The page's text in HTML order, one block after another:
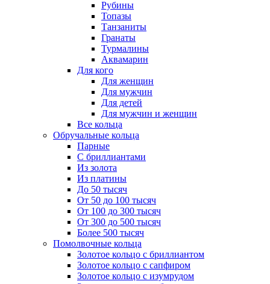
Рубины
Топазы
Танзаниты
Гранаты
Турмалины
Аквамарин
Для кого
Для женщин
Для мужчин
Для детей
Для мужчин и женщин
Все кольца
Обручальные кольца
Парные
С бриллиантами
Из золота
Из платины
До 50 тысяч
От 50 до 100 тысяч
От 100 до 300 тысяч
От 300 до 500 тысяч
Более 500 тысяч
Помолвочные кольца
Золотое кольцо с бриллиантом
Золотое кольцо с сапфиром
Золотое кольцо с изумрудом